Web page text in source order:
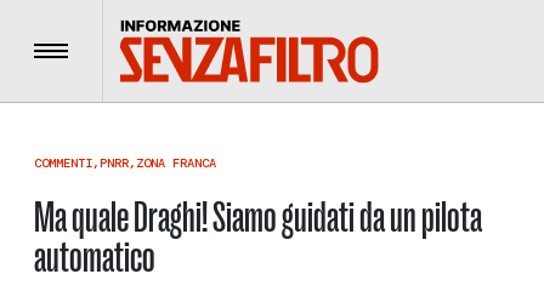
Menu
COMMENTI,PNRR, ZONA FRANCA
Ma quale Draghi! Siamo guidati da un pilota
automatico